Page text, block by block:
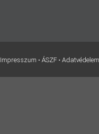
Impresszum • ÁSZF • Adatvédelem